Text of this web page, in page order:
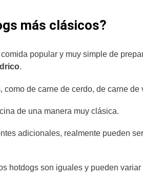
más clásicos?
popular y muy simple de
.
de carne de cerdo, de carne
de una manera muy clásica.
adicionales, realmente pueden
hotdogs son iguales y pueden